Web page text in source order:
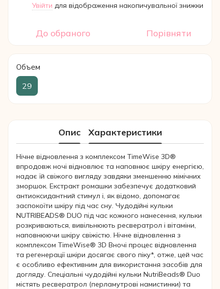
Увійти для відображення накопичувальної знижки
До обраного Порівняти
Объем
29
Опис Характеристики
Нічне відновлення з комплексом TimeWise 3D®
впродовж ночі відновлює та наповнює шкіру енергією,
надає їй свіжого вигляду завдяки зменшенню мімічних
зморшок. Екстракт ромашки забезпечує додатковий
антиоксидантний стимул і, як відомо, допомагає
заспокоїти шкіру під час сну. Чудодійні кульки
NUTRIBEADS® DUO під час кожного нанесення, кульки
розкриваються, вивільнюють ресвератрол і вітаміни,
наповнюючи шкіру свіжістю. Нічне відновлення з
комплексом TimeWise® 3D Вночі процес відновлення
та регенерації шкіри досягає свого піку*, отже, цей час
є особливо ефективним для використання засобів для
догляду. Спеціальні чудодійні кульки NutriBeads® Duo
містять ресвератрол (перламутрові намистинки) та